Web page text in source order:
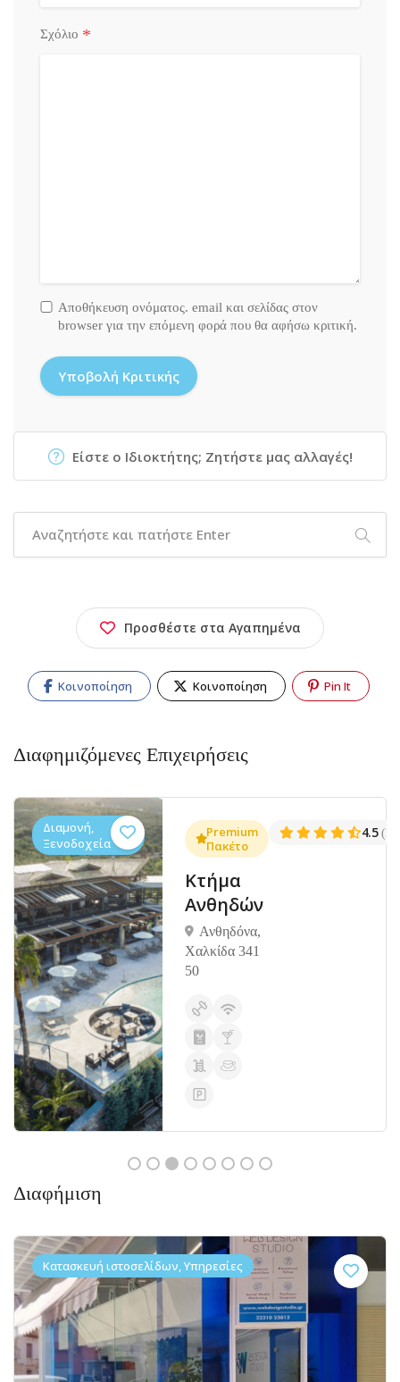
Σχόλιο *
Αποθήκευση ονόματος. email και σελίδας στον
browser για την επόμενη φορά που θα αφήσω κριτική.
Είστε ο Ιδιοκτήτης; Ζητήστε μας αλλαγές!
Προσθέστε στα Αγαπημένα
Κοινοποίηση Κοινοποίηση Pin It
Διαφημιζόμενες Επιχειρήσεις
(1381)
Διαμονή,
Ξενοδοχεία
Premium
Πακέτο
Κτήμα
Ανθηδών
Ανθηδόνα,
Χαλκίδα 341
50
4.5
Διαφήμιση
Κατασκευή ιστοσελίδων, Υπηρεσίες